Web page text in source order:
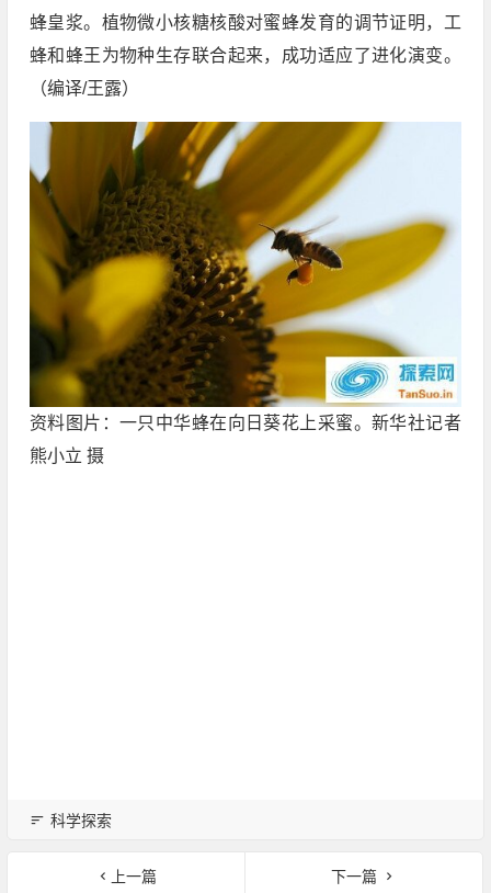
蜂皇浆。植物微小核糖核酸对蜜蜂发育的调节证明，工
蜂和蜂王为物种生存联合起来，成功适应了进化演变。
（编译/王露）
资料图片：一只中华蜂在向日葵花上采蜜。新华社记者
熊小立 摄
科学探索
上一篇
下一篇